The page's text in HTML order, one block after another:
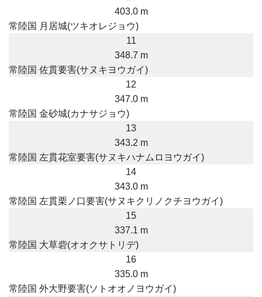
403.0 m
常陸国 月居城(ツキオレジョウ)
11
348.7 m
常陸国 佐貫要害(サヌキヨウガイ)
12
347.0 m
常陸国 金砂城(カナサジョウ)
13
343.2 m
常陸国 左貫花室要害(サヌキハナムロヨウガイ)
14
343.0 m
常陸国 左貫栗ノ口要害(サヌキクリノクチヨウガイ)
15
337.1 m
常陸国 大草砦(オオクサトリデ)
16
335.0 m
常陸国 外大野要害(ソトオオノヨウガイ)